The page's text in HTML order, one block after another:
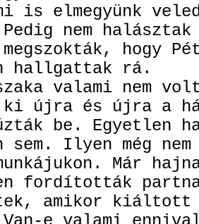
is elmegyünk
nem
hogy
hallgattak rá.
valami nem
újra és újra a
be. Egyetlen
sem. Ilyen még
Már
fordították
amikor